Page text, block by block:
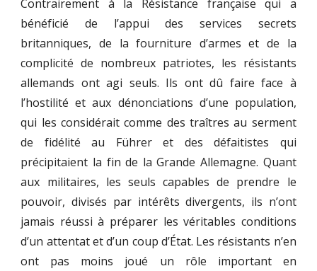
Contrairement à la Résistance française qui a
bénéficié de l’appui des services secrets
britanniques, de la fourniture d’armes et de la
complicité de nombreux patriotes, les résistants
allemands ont agi seuls. Ils ont dû faire face à
l’hostilité et aux dénonciations d’une population,
qui les considérait comme des traîtres au serment
de fidélité au Führer et des défaitistes qui
précipitaient la fin de la Grande Allemagne. Quant
aux militaires, les seuls capables de prendre le
pouvoir, divisés par intérêts divergents, ils n’ont
jamais réussi à préparer les véritables conditions
d’un attentat et d’un coup d’État. Les résistants n’en
ont pas moins joué un rôle important en